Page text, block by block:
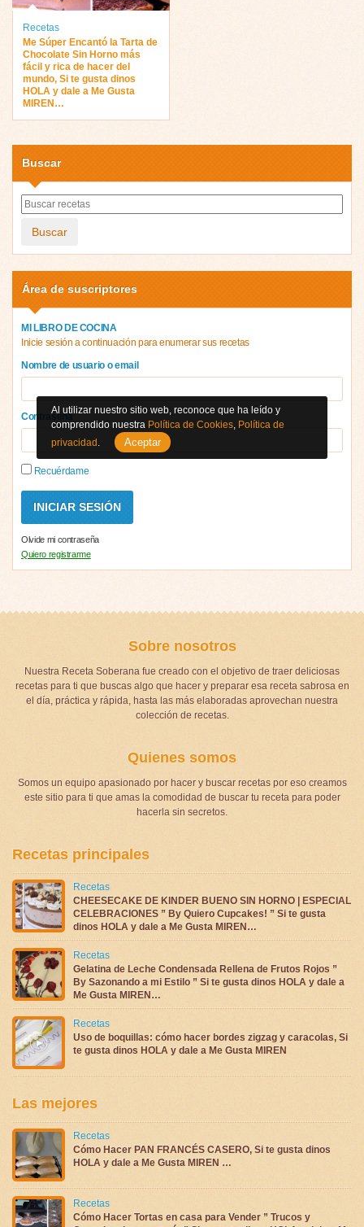
Recetas
Me Súper Encantó la Tarta de
Chocolate Sin Horno más
fácil y rica de hacer del
mundo, Si te gusta dinos
HOLA y dale a Me Gusta
MIREN…
Buscar
Buscar
Área de suscriptores
MI LIBRO DE COCINA
Inicie sesión a continuación para enumerar sus recetas
Nombre de usuario o email
Contraseña
Recuérdame
Olvide mi contraseña
Quiero registrarme
Sobre nosotros
Nuestra Receta Soberana fue creado con el objetivo de traer deliciosas
recetas para ti que buscas algo que hacer y preparar esa receta sabrosa en
el día, práctica y rápida, hasta las más elaboradas aprovechan nuestra
colección de recetas.
Quienes somos
Somos un equipo apasionado por hacer y buscar recetas por eso creamos
este sitio para ti que amas la comodidad de buscar tu receta para poder
hacerla sin secretos.
Recetas principales
Recetas
CHEESECAKE DE KINDER BUENO SIN HORNO | ESPECIAL
CELEBRACIONES ” By Quiero Cupcakes! ” Si te gusta
dinos HOLA y dale a Me Gusta MIREN…
Recetas
Gelatina de Leche Condensada Rellena de Frutos Rojos ”
By Sazonando a mi Estilo ” Si te gusta dinos HOLA y dale a
Me Gusta MIREN…
Recetas
Uso de boquillas: cómo hacer bordes zigzag y caracolas, Si
te gusta dinos HOLA y dale a Me Gusta MIREN
Las mejores
Recetas
Cómo Hacer PAN FRANCÉS CASERO, Si te gusta dinos
HOLA y dale a Me Gusta MIREN …
Recetas
Cómo Hacer Tortas en casa para Vender ” Trucos y
Al utilizar nuestro sitio web, reconoce que ha leído y
comprendido nuestra Política de Cookies, Política de
privacidad . Aceptar